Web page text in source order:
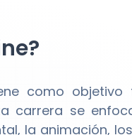
como objetivo
carrera se
la animación,